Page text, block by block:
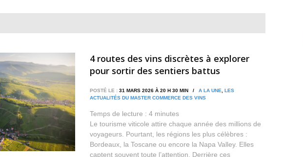
4 routes des vins discrètes à explorer
pour sortir des sentiers battus
POSTÉ LE : 31 MARS 2026 À 20 H 30 MIN / A LA UNE
LES
ACTUALITÉS DU MASTER COMMERCE DES VINS
Temps de lecture : 4 minutes
Le tourisme viticole attire chaque année des millions de
voyageurs. Pourtant, les régions les plus célèbres :
Bordeaux, la Toscane ou encore la Napa Valley. Elles
captent souvent toute l’attention. Derrière ces